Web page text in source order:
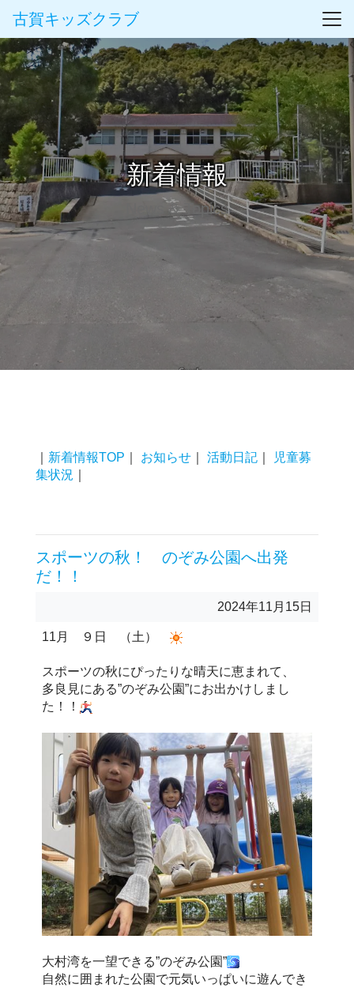
古賀キッズクラブ
新着情報
News & Topics
新着情報TOP お知らせ 活動日記
児童募
集状況
スポーツの秋！ のぞみ公園へ出発
だ！！
2024年11月15日
11月 ９日 （土）
スポーツの秋にぴったりな晴天に恵まれて、
多良見にある”のぞみ公園”にお出かけしまし
た！！
大村湾を一望できる”のぞみ公園”
自然に囲まれた公園で元気いっぱいに遊んでき